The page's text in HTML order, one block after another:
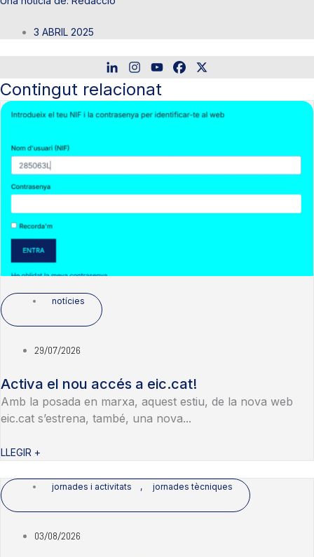
3 ABRIL 2025
Contingut relacionat
notícies
29/07/2026
Activa el nou accés a eic.cat!
Amb la posada en marxa, aquest estiu, de la nova web
eic.cat s’estrena, també, una nova...
LLEGIR +
jornades i activitats , jornades tècniques
03/08/2026